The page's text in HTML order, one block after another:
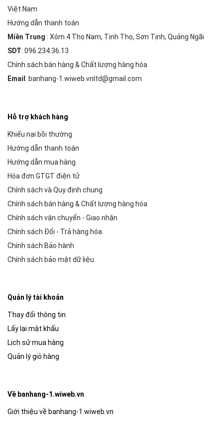
Việt Nam
Hướng dẫn thanh toán
Miền Trung : Xóm 4 Thọ Nam, Tịnh Thọ, Sơn Tịnh, Quảng Ngãi
SDT: 096.234.36.13
Chính sách bán hàng & Chất lượng hàng hóa
Email : banhang-1.wiweb.vnltd@gmail.com
Hỗ trợ khách hàng
Khiếu nại bồi thường
Hướng dẫn thanh toán
Hướng dẫn mua hàng
Hóa đơn GTGT điện tử
Chính sách và Quy định chung
Chính sách bán hàng & Chất lượng hàng hóa
Chính sách vận chuyển - Giao nhận
Chính sách Đổi - Trả hàng hóa
Chính sách Bảo hành
Chính sách bảo mật dữ liệu
Quản lý tài khoản
Thay đổi thông tin
Lấy lại mật khẩu
Lịch sử mua hàng
Quản lý giỏ hàng
Về banhang-1.wiweb.vn
Giới thiệu về banhang-1.wiweb.vn